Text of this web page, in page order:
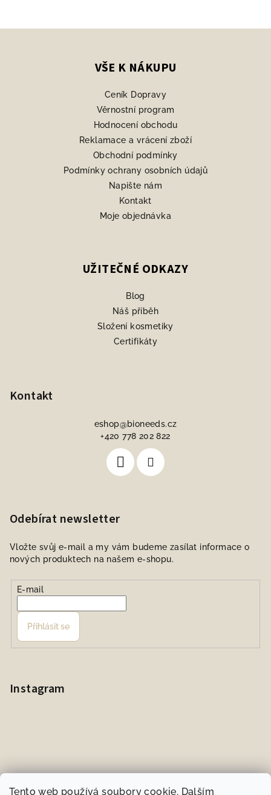
Tento web používá soubory cookie. Dalším
VŠE K NÁKUPU
Ceník Dopravy
Věrnostní program
Hodnocení obchodu
Reklamace a vrácení zboží
Obchodní podmínky
Podmínky ochrany osobních údajů
Napište nám
Kontakt
Moje objednávka
UŽITEČNÉ ODKAZY
Blog
Náš příběh
Složení kosmetiky
Certifikáty
Kontakt
eshop@bioneeds.cz
+420 778 202 822
Odebírat newsletter
Vložte svůj e-mail a my vám budeme zasílat informace o
nových produktech na našem e-shopu.
E-mail
Přihlásit se
Instagram